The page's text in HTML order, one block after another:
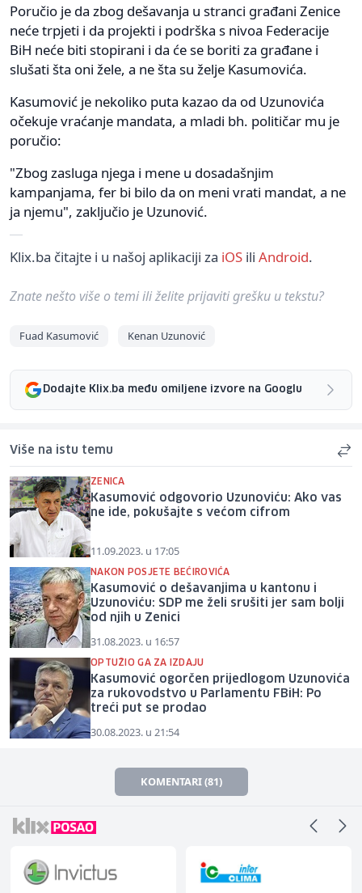
Poručio je da zbog dešavanja u stranci građani Zenice
neće trpjeti i da projekti i podrška s nivoa Federacije
BiH neće biti stopirani i da će se boriti za građane i
slušati šta oni žele, a ne šta su želje Kasumovića.
Kasumović je nekoliko puta kazao da od Uzunovića
očekuje vraćanje mandata, a mladi bh. političar mu je
poručio:
"Zbog zasluga njega i mene u dosadašnjim
kampanjama, fer bi bilo da on meni vrati mandat, a ne
ja njemu", zaključio je Uzunović.
Klix.ba čitajte i u našoj aplikaciji za iOS ili Android.
Znate nešto više o temi ili želite prijaviti grešku u tekstu?
Fuad Kasumović Kenan Uzunović
Dodajte Klix.ba među omiljene izvore na Googlu
Više na istu temu
ZENICA
Kasumović odgovorio Uzunoviću: Ako vas
ne ide, pokušajte s većom cifrom
11.09.2023. u 17:05
NAKON POSJETE BEĆIROVIĆA
Kasumović o dešavanjima u kantonu i
Uzunoviću: SDP me želi srušiti jer sam bolji
od njih u Zenici
31.08.2023. u 16:57
OPTUŽIO GA ZA IZDAJU
Kasumović ogorčen prijedlogom Uzunovića
za rukovodstvo u Parlamentu FBiH: Po
treći put se prodao
30.08.2023. u 21:54
KOMENTARI (81)